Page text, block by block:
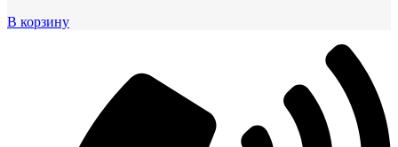
В корзину